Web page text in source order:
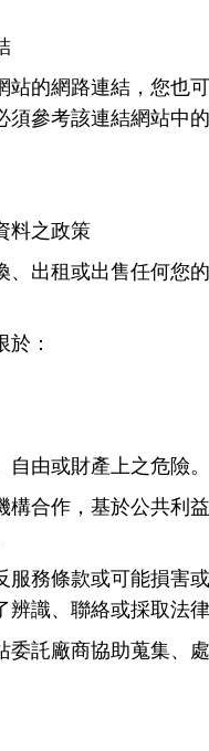
站的網路連結，您也
參考該連結網站中
料之政策
、出租或出售任何您
：
由或財產上之危險。
構合作，基於公共利
服務條款或可能損害
識、聯絡或採取法律
託廠商協助蒐集、